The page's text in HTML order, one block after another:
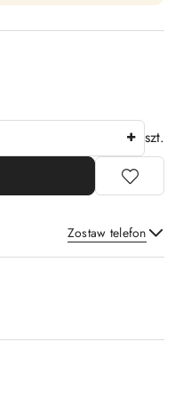
szt.
Zostaw telefon